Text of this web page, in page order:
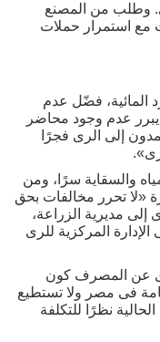
وطلب من المصنع
مع استمرار حملات
المائية، فضّل عدم
عدم وجود محاضر
إلى الرى فجرًا
والسقاية سرًا، ومن
«لا تحرر مخالفات بحق
مديرية الزراعة،
المركزية للرى
عن المصرف كون
فى مصر ولا تستطيع
نظرًا للتكلفة